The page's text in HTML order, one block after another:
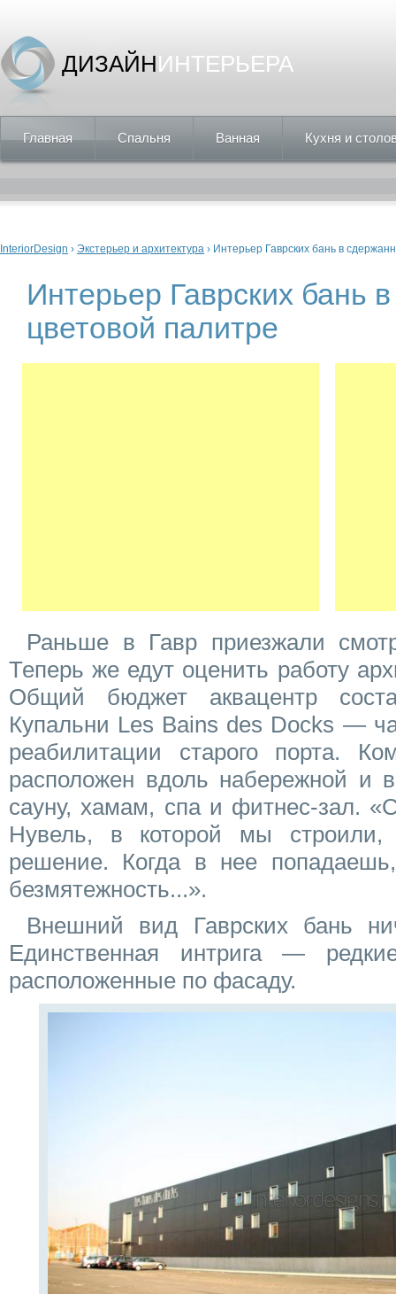
ДИЗАЙНИНТЕРЬЕРА
Главная Спальня Ванная Кухня и
Вы здесь
InteriorDesign › Экстерьер и архитектура › Интерьер Гаврских бань в
Интерьер Гаврских бань
цветовой палитре
Раньше в Гавр приезжали
Теперь же едут оценить работу
Общий бюджет аквацентр
Купальни Les Bains des Docks —
реабилитации старого порта.
расположен вдоль набережной и
сауну, хамам, спа и фитнес-зал.
Нувель, в которой мы строили,
решение. Когда в нее
безмятежность...».
Внешний вид Гаврских бань
Единственная интрига —
расположенные по фасаду.